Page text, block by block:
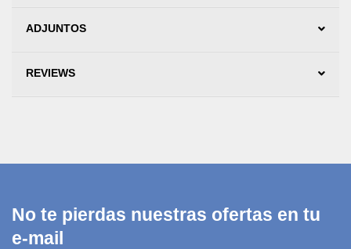
ADJUNTOS
REVIEWS
No te pierdas nuestras ofertas en tu
e-mail